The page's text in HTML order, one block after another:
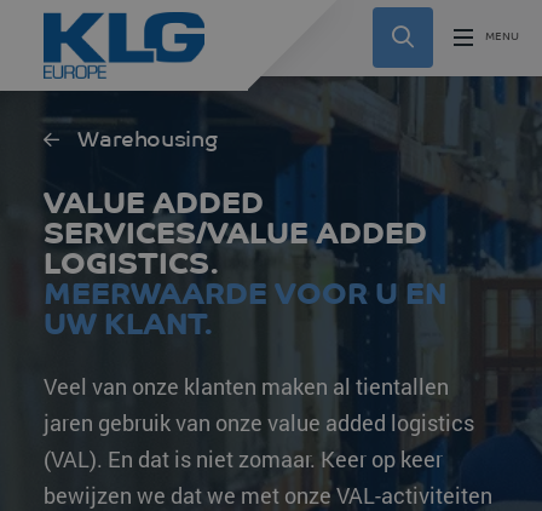
Warehousing
VALUE ADDED
SERVICES/VALUE ADDED
LOGISTICS.
MEERWAARDE VOOR U EN
UW KLANT.
Veel van onze klanten maken al tientallen
jaren gebruik van onze value added logistics
(VAL). En dat is niet zomaar. Keer op keer
bewijzen we dat we met onze VAL-activiteiten